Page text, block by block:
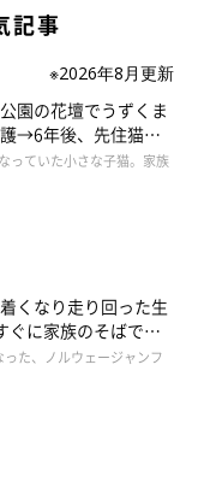
りチェックで
記事
※2026年8月更新
園の花壇でうずくま
→6年後、先住猫
係に
っていた小さな子猫。家族
くなり走り回った生
に家族のそばで落
よかった」
た、ノルウェージャンフ